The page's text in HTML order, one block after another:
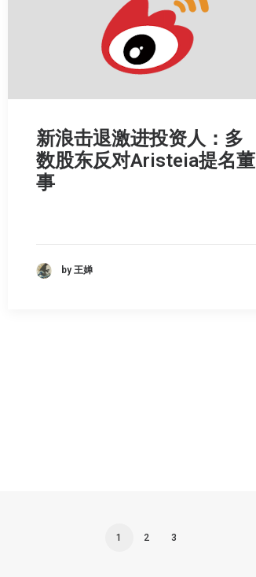
新浪击退激进投资人：多
数股东反对Aristeia提名董
事
by 王婵
1 2 3